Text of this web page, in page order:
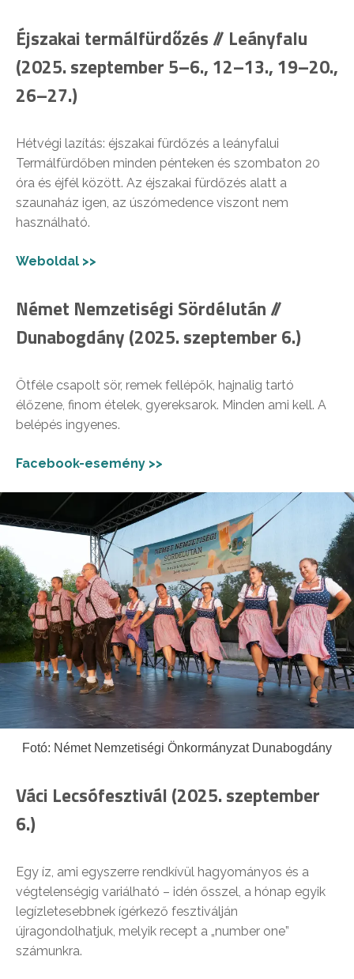
Éjszakai termálfürdőzés // Leányfalu
(2025. szeptember 5–6., 12–13., 19–20.,
26–27.)
Hétvégi lazítás: éjszakai fürdőzés a leányfalui
Termálfürdőben minden pénteken és szombaton 20
óra és éjfél között. Az éjszakai fürdőzés alatt a
szaunaház igen, az úszómedence viszont nem
használható.
Weboldal >>
Német Nemzetiségi Sördélután //
Dunabogdány (2025. szeptember 6.)
Ötféle csapolt sör, remek fellépők, hajnalig tartó
élőzene, finom ételek, gyereksarok. Minden ami kell. A
belépés ingyenes.
Facebook-esemény >>
Fotó: Német Nemzetiségi Önkormányzat Dunabogdány
Váci Lecsófesztivál (2025. szeptember
6.)
Egy íz, ami egyszerre rendkívül hagyományos és a
végtelenségig variálható – idén ősszel, a hónap egyik
legízletesebbnek ígérkező fesztiválján
újragondolhatjuk, melyik recept a „number one”
számunkra.